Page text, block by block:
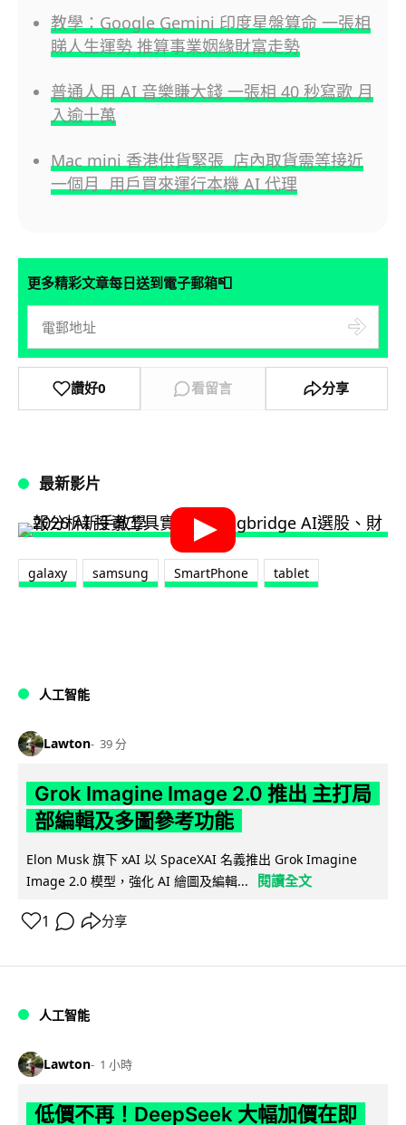
教學：Google Gemini 印度星盤算命 一張相
睇人生運勢 推算事業姻緣財富走勢
普通人用 AI 音樂賺大錢 一張相 40 秒寫歌 月
入逾十萬
Mac mini 香港供貨緊張 店內取貨需等接近
一個月 用戶買來運行本機 AI 代理
更多精彩文章每日送到電子郵箱📮
讚好0 看留言 分享
最新影片
galaxy samsung SmartPhone tablet
人工智能
Lawton 39 分
Grok Imagine Image 2.0 推出 主打局
部編輯及多圖參考功能
Elon Musk 旗下 xAI 以 SpaceXAI 名義推出 Grok Imagine
Image 2.0 模型，強化 AI 繪圖及編輯...
閱讀全文
1 分享
人工智能
Lawton 1 小時
低價不再！DeepSeek 大幅加價在即